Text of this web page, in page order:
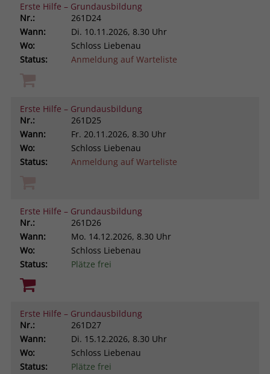
Erste Hilfe – Grundausbildung
Nr.:
261D24
Wann:
Di. 10.11.2026, 8.30 Uhr
Wo:
Schloss Liebenau
Status:
Anmeldung auf Warteliste
Erste Hilfe – Grundausbildung
Nr.:
261D25
Wann:
Fr. 20.11.2026, 8.30 Uhr
Wo:
Schloss Liebenau
Status:
Anmeldung auf Warteliste
Erste Hilfe – Grundausbildung
Nr.:
261D26
Wann:
Mo. 14.12.2026, 8.30 Uhr
Wo:
Schloss Liebenau
Status:
Plätze frei
Erste Hilfe – Grundausbildung
Nr.:
261D27
Wann:
Di. 15.12.2026, 8.30 Uhr
Wo:
Schloss Liebenau
Status:
Plätze frei